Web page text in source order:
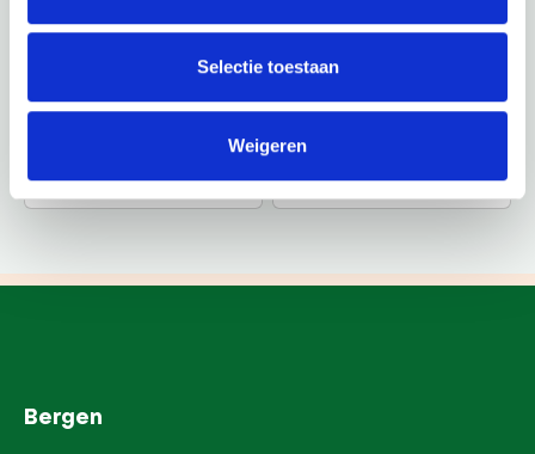
Selectie toestaan
Weigeren
Bergen